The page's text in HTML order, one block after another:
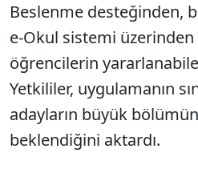
Beslenme desteğinden,
e-Okul sistemi
öğrencilerin
Yetkililer, uygulamanın
adayların büyük
beklendiğini aktardı.